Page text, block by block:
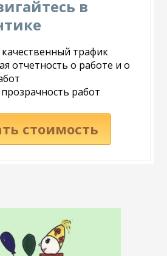
в
трафик
отчетность о работе и о
работ
стоимость